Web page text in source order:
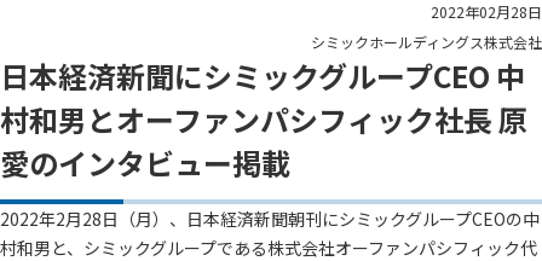
2022年02月28日
シミックホールディングス株式会社
日本経済新聞にシミックグループCEO 中
村和男とオーファンパシフィック社長 原
愛のインタビュー掲載
2022年2月28日（月）、日本経済新聞朝刊にシミックグループCEOの中
村和男と、シミックグループである株式会社オーファンパシフィック代